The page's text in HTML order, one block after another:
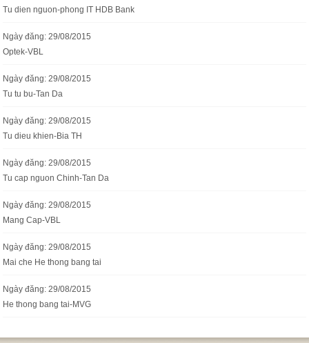
Tu dien nguon-phong IT HDB Bank
Ngày đăng: 29/08/2015
Optek-VBL
Ngày đăng: 29/08/2015
Tu tu bu-Tan Da
Ngày đăng: 29/08/2015
Tu dieu khien-Bia TH
Ngày đăng: 29/08/2015
Tu cap nguon Chinh-Tan Da
Ngày đăng: 29/08/2015
Mang Cap-VBL
Ngày đăng: 29/08/2015
Mai che He thong bang tai
Ngày đăng: 29/08/2015
He thong bang tai-MVG